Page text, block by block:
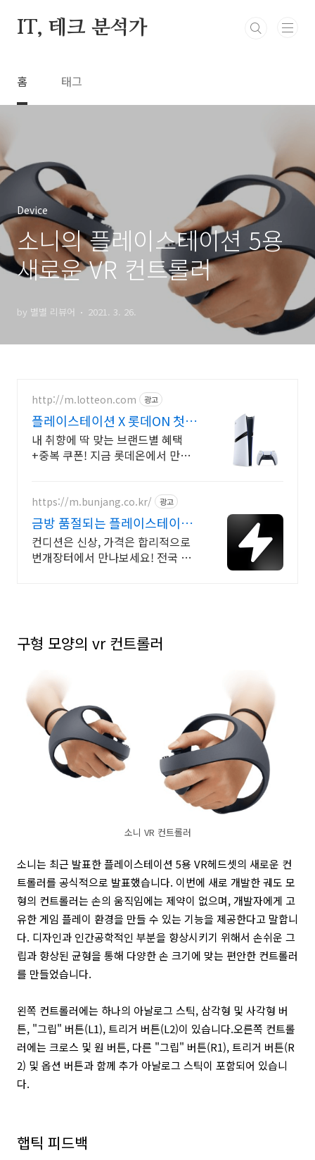
IT, 테크 분석가
홈 태그
Device
소니의 플레이스테이션 5용
새로운 VR 컨트롤러
by 별별 리뷰어 2021. 3. 26.
http://m.lotteon.com 광고
플레이스테이션 X 롯데ON 첫구
매 최대 5천원 혜택!
내 취향에 딱 맞는 브랜드별 혜택
+중복 쿠폰! 지금 롯데온에서 만나
https://m.bunjang.co.kr/ 광고
금방 품절되는 플레이스테이션
국내 최대 브랜드 중고거래
컨디션은 신상, 가격은 합리적으로
번개장터에서 만나보세요! 전국 각
구형 모양의 vr 컨트롤러
소니 VR 컨트롤러
소니는 최근 발표한 플레이스테이션 5용 VR헤드셋의 새로운 컨
트롤러를 공식적으로 발표했습니다. 이번에 새로 개발한 궤도 모
형의 컨트롤러는 손의 움직임에는 제약이 없으며, 개발자에게 고
유한 게임 플레이 환경을 만들 수 있는 기능을 제공한다고 말합니
다. 디자인과 인간공학적인 부분을 향상시키기 위해서 손쉬운 그
립과 향상된 균형을 통해 다양한 손 크기에 맞는 편안한 컨트롤러
를 만들었습니다.
왼쪽 컨트롤러에는 하나의 아날로그 스틱, 삼각형 및 사각형 버
튼, "그립" 버튼(L1), 트리거 버튼(L2)이 있습니다.오른쪽 컨트롤
러에는 크로스 및 원 버튼, 다른 "그립" 버튼(R1), 트리거 버튼(R
2) 및 옵션 버튼과 함께 추가 아날로그 스틱이 포함되어 있습니
다.
햅틱 피드백